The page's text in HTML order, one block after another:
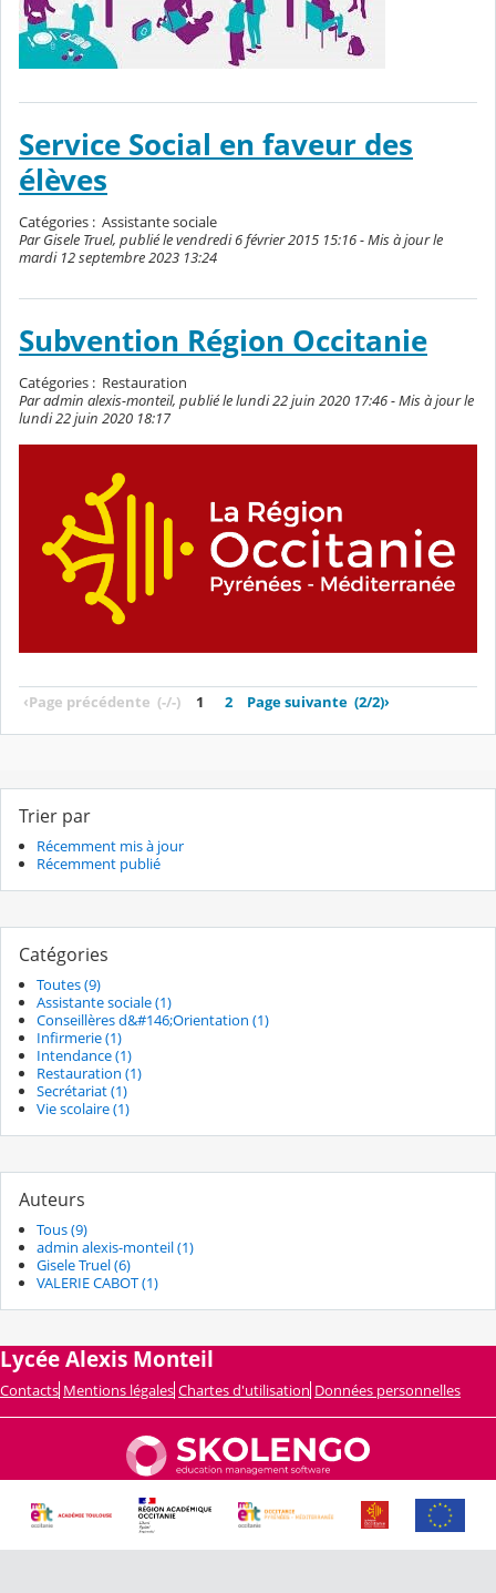
Service Social en faveur des
élèves
Catégories : Assistante sociale
Par Gisele Truel, publié le vendredi 6 février 2015 15:16 - Mis à jour le
mardi 12 septembre 2023 13:24
Subvention Région Occitanie
Catégories : Restauration
Par admin alexis-monteil, publié le lundi 22 juin 2020 17:46 - Mis à jour le
lundi 22 juin 2020 18:17
‹Page précédente (-/-) 1 2 Page suivante (2/2)›
Trier par
Récemment mis à jour
Récemment publié
Catégories
Toutes (9)
Assistante sociale (1)
Conseillères d&#146;Orientation (1)
Infirmerie (1)
Intendance (1)
Restauration (1)
Secrétariat (1)
Vie scolaire (1)
Auteurs
Tous (9)
admin alexis-monteil (1)
Gisele Truel (6)
VALERIE CABOT (1)
Lycée Alexis Monteil
Contacts Mentions légales Chartes d'utilisation Données personnelles